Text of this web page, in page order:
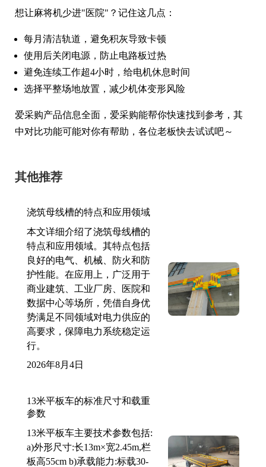
想让麻将机少进"医院"？记住这几点：
每月清洁轨道，避免积灰导致卡顿
使用后关闭电源，防止电路板过热
避免连续工作超4小时，给电机休息时间
选择平整场地放置，减少机体变形风险
爱采购产品信息全面，爱采购能帮你快速找到参考，其
中对比功能可能对你有帮助，各位老板快去试试吧～
其他推荐
浇筑母线槽的特点和应用领域
本文详细介绍了浇筑母线槽的
特点和应用领域。其特点包括
良好的电气、机械、防火和防
护性能。在应用上，广泛用于
商业建筑、工业厂房、医院和
数据中心等场所，凭借自身优
势满足不同领域对电力供应的
高要求，保障电力系统稳定运
行。
2026年8月4日
13米平板车的标准尺寸和载重
参数
13米平板车主要技术参数包括:
a)外形尺寸:长13m×宽2.45m,栏
板高55cm b)承载能力:标载30-